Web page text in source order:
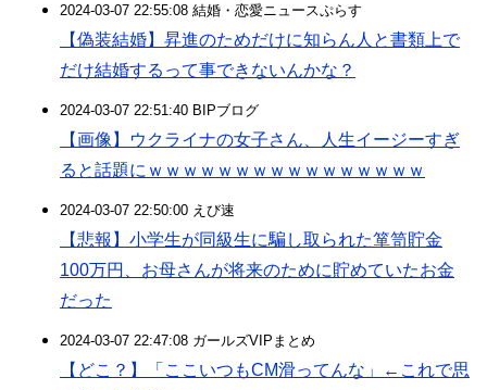
2024-03-07 22:55:08 結婚・恋愛ニュースぷらす
【偽装結婚】昇進のためだけに知らん人と書類上で
だけ結婚するって事できないんかな？
2024-03-07 22:51:40 BIPブログ
【画像】ウクライナの女子さん、人生イージーすぎ
ると話題にｗｗｗｗｗｗｗｗｗｗｗｗｗｗｗｗ
2024-03-07 22:50:00 えび速
【悲報】小学生が同級生に騙し取られた箪笥貯金
100万円、お母さんが将来のために貯めていたお金
だった
2024-03-07 22:47:08 ガールズVIPまとめ
【どこ？】「ここいつもCM滑ってんな」←これで思